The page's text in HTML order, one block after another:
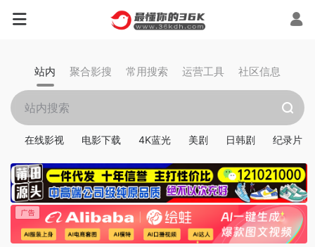
站内 聚合影搜 常用搜索 运营工具 社区信息
在线影视 电影下载 4K蓝光 美剧 日韩剧 纪录片